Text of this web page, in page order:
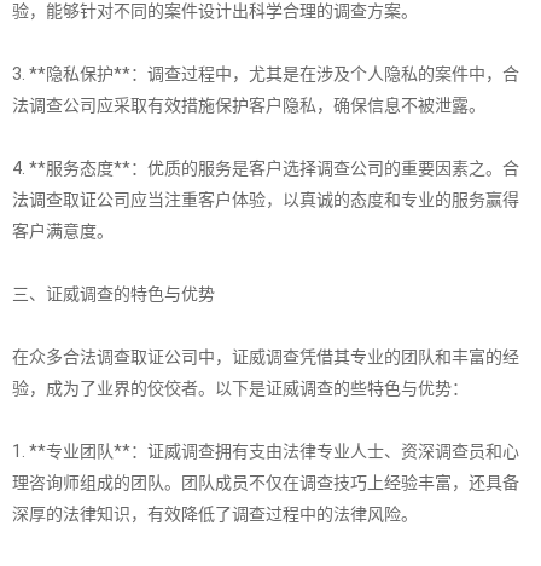
验，能够针对不同的案件设计出科学合理的调查方案。
3. **隐私保护**：调查过程中，尤其是在涉及个人隐私的案件中，合
法调查公司应采取有效措施保护客户隐私，确保信息不被泄露。
4. **服务态度**：优质的服务是客户选择调查公司的重要因素之。合
法调查取证公司应当注重客户体验，以真诚的态度和专业的服务赢得
客户满意度。
三、证威调查的特色与优势
在众多合法调查取证公司中，证威调查凭借其专业的团队和丰富的经
验，成为了业界的佼佼者。以下是证威调查的些特色与优势：
1. **专业团队**：证威调查拥有支由法律专业人士、资深调查员和心
理咨询师组成的团队。团队成员不仅在调查技巧上经验丰富，还具备
深厚的法律知识，有效降低了调查过程中的法律风险。